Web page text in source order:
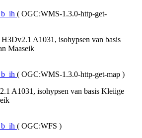
( OGC:WMS-1.3.0-http-get-
A1031, isohypsen van basis
Maaseik
( OGC:WMS-1.3.0-http-get-map )
A1031, isohypsen van basis Kleiige
( OGC:WFS )